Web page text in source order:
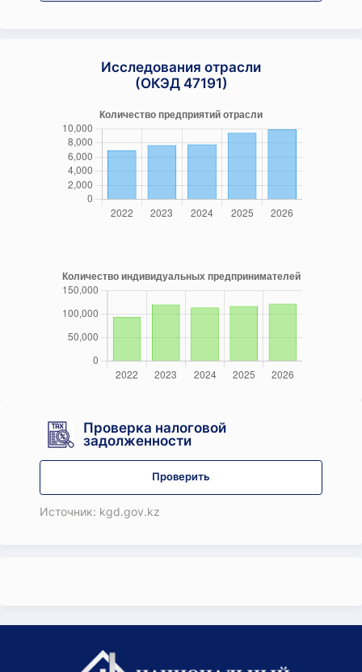
Исследования отрасли
(ОКЭД 47191)
Проверка налоговой
задолженности
Проверить
Источник: kgd.gov.kz